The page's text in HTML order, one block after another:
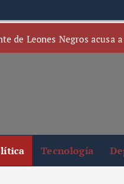
de Leones Negros acusa
Tecnología